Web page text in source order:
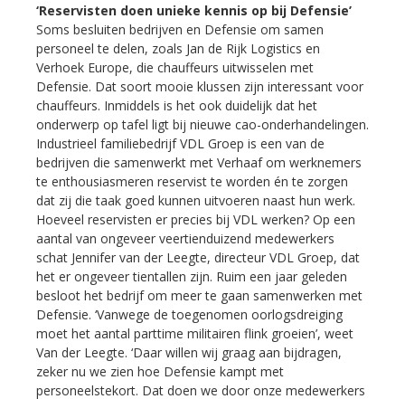
‘Reservisten doen unieke kennis op bij Defensie’
Soms besluiten bedrijven en Defensie om samen
personeel te delen, zoals Jan de Rijk Logistics en
Verhoek Europe, die chauffeurs uitwisselen met
Defensie. Dat soort mooie klussen zijn interessant voor
chauffeurs. Inmiddels is het ook duidelijk dat het
onderwerp op tafel ligt bij nieuwe cao-onderhandelingen.
Industrieel familiebedrijf VDL Groep is een van de
bedrijven die samenwerkt met Verhaaf om werknemers
te enthousiasmeren reservist te worden én te zorgen
dat zij die taak goed kunnen uitvoeren naast hun werk.
Hoeveel reservisten er precies bij VDL werken? Op een
aantal van ongeveer veertienduizend medewerkers
schat Jennifer van der Leegte, directeur VDL Groep, dat
het er ongeveer tientallen zijn. Ruim een jaar geleden
besloot het bedrijf om meer te gaan samenwerken met
Defensie. ‘Vanwege de toegenomen oorlogsdreiging
moet het aantal parttime militairen flink groeien’, weet
Van der Leegte. ‘Daar willen wij graag aan bijdragen,
zeker nu we zien hoe Defensie kampt met
personeelstekort. Dat doen we door onze medewerkers